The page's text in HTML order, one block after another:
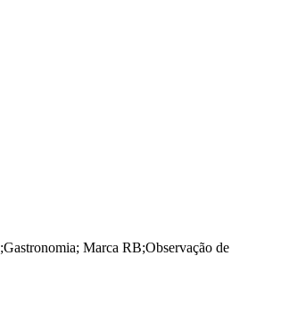
;Gastronomia; Marca RB;Observação de